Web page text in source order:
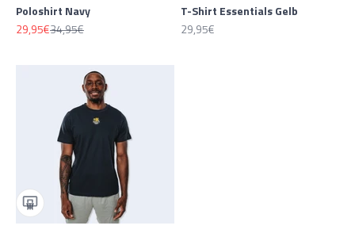
Poloshirt Navy
Angebot
29,95€Regulärer Preis
34,95€
T-Shirt Essentials Gelb
Angebot
29,95€